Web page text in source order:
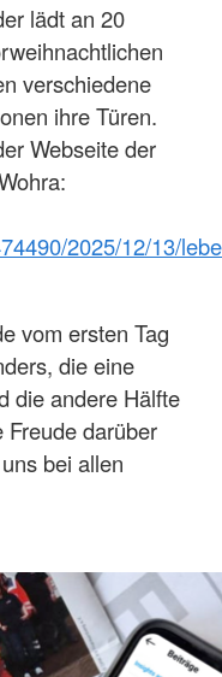
lädt an 20
verschiedene
ihre Türen.
Webseite der
2025/12/13/
vom ersten Tag
die eine
die andere Hälfte
Freude darüber
bei allen